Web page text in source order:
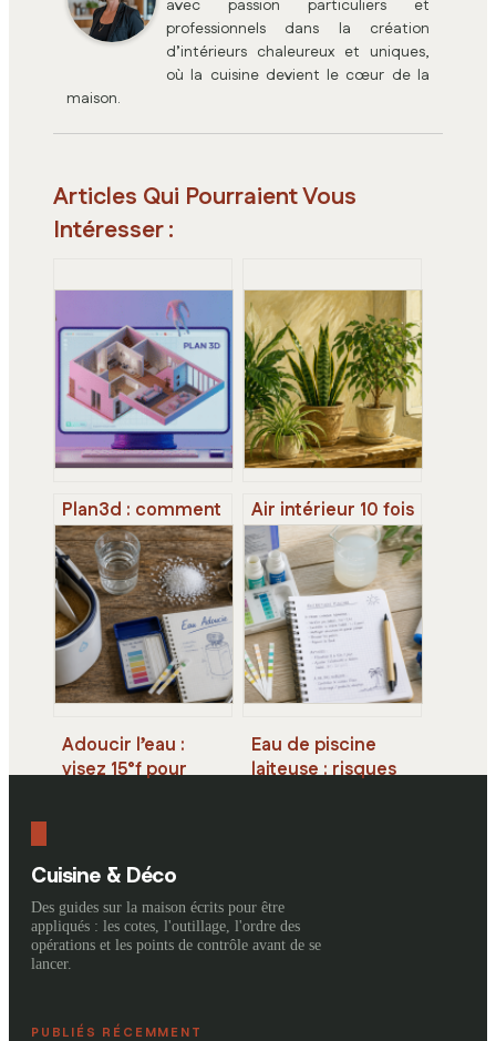
avec passion particuliers et
professionnels dans la création
d’intérieurs chaleureux et uniques,
où la cuisine devient le cœur de la
maison.
Articles Qui Pourraient Vous
Intéresser :
Plan3d : comment
choisir et utiliser
un logiciel de plan
en 3d
Air intérieur 10 fois
plus pollué : 6
plantes pour
assainir votre
maison
Adoucir l’eau :
visez 15°f pour
Eau de piscine
laiteuse : risques
Cuisine & Déco
Des guides sur la maison écrits pour être
appliqués : les cotes, l'outillage, l'ordre des
opérations et les points de contrôle avant de se
lancer.
PUBLIÉS RÉCEMMENT